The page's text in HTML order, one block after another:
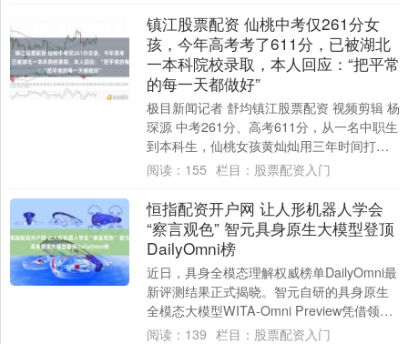
镇江股票配资 仙桃中考仅261分女
孩，今年高考考了611分，已被湖北
一本科院校录取，本人回应：“把平常
的每一天都做好”
极目新闻记者 舒均镇江股票配资 视频剪辑 杨
琛源 中考261分、高考611分，从一名中职生
到本科生，仙桃女孩黄灿灿用三年时间打了
个“翻身仗”。7月29日，她告诉....
阅读： 155 栏目： 股票配资入门
恒指配资开户网 让人形机器人学会
“察言观色” 智元具身原生大模型登顶
DailyOmni榜
近日，具身全模态理解权威榜单DailyOmni最
新评测结果正式揭晓。智元自研的具身原生
全模态大模型WITA-Omni Preview凭借领先
的音视频联合理解与时....
阅读： 139 栏目： 股票配资入门